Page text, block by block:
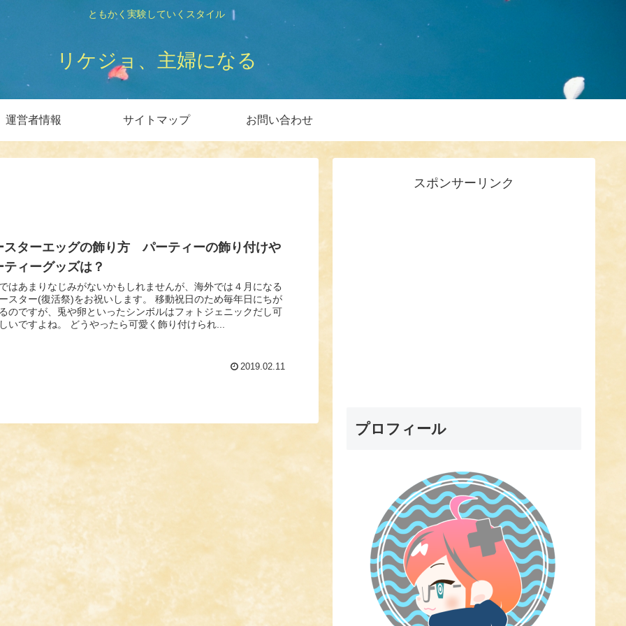
ともかく実験していくスタイル
リケジョ、主婦になる
運営者情報 サイトマップ お問い合わせ
スターエッグの飾り方 パーティーの飾り付けや
ティーグッズは？
はあまりなじみがないかもしれませんが、海外では４月になる
スター(復活祭)をお祝いします。 移動祝日のため毎年日にちが
のですが、兎や卵といったシンボルはフォトジェニックだし可
いですよね。 どうやったら可愛く飾り付けられ...
2019.02.11
スポンサーリンク
プロフィール